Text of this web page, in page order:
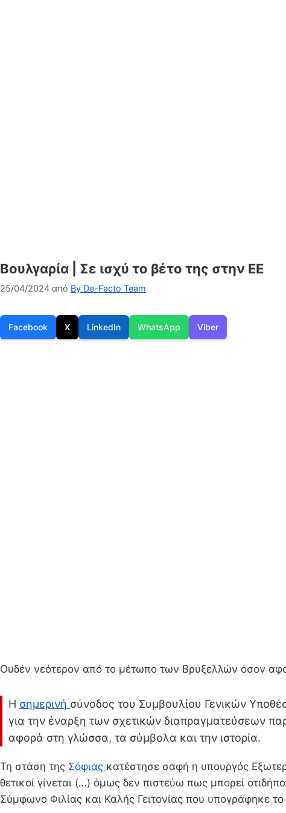
Βουλγαρία | Σε ισχύ το βέτο της στην ΕΕ
25/04/2024 από By De-Facto Team
Facebook X LinkedIn WhatsApp Viber
Ουδέν νεότερον από το μέτωπο των Βρυξελλών όσον
Η σημερινή σύνοδος του Συμβουλίου Γενικών
για την έναρξη των σχετικών διαπραγματεύσεων
αφορά στη γλώσσα, τα σύμβολα και την ιστορία.
Τη στάση της Σόφιας κατέστησε σαφή η υπουργός
θετικοί γίνεται (…) όμως δεν πιστεύω πως μπορεί
Σύμφωνο Φιλίας και Καλής Γειτονίας που υπογράφηκε